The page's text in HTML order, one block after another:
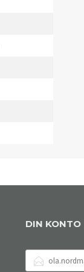
DIN KONTO
POSTADRESSE